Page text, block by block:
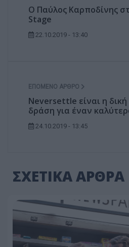
Ο Παύλος Καρποδίνης
Stage
22.10.2019 - 13:40
ΕΠΌΜΕΝΟ ΆΡΘΡΟ
Neversettle είναι η
δράση για έναν
24.10.2019 - 13:45
ΣΧΕΤΙΚΑ ΑΡΘΡΑ